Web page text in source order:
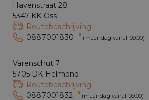
Havenstraat 28
5347 KK Oss
Routebeschrijving
0887001830
(maandag vanaf 09:00)
Varenschut 7
5705 DK Helmond
Routebeschrijving
0887001832
(maandag vanaf 09:00)